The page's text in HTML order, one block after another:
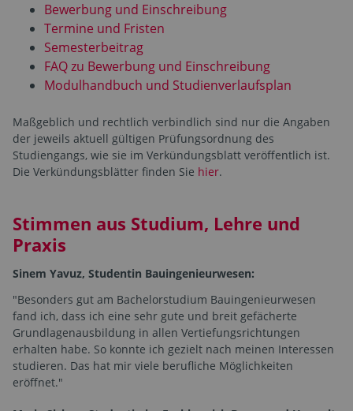
Bewerbung und Einschreibung
Termine und Fristen
Semesterbeitrag
FAQ zu Bewerbung und Einschreibung
Modulhandbuch und Studienverlaufsplan
Maßgeblich und rechtlich verbindlich sind nur die Angaben
der jeweils aktuell gültigen Prüfungsordnung des
Studiengangs, wie sie im Verkündungsblatt veröffentlich ist.
Die Verkündungsblätter finden Sie hier.
Stimmen aus Studium, Lehre und
Praxis
Sinem Yavuz, Studentin Bauingenieurwesen:
"Besonders gut am Bachelorstudium Bauingenieurwesen
fand ich, dass ich eine sehr gute und breit gefächerte
Grundlagenausbildung in allen Vertiefungsrichtungen
erhalten habe. So konnte ich gezielt nach meinen Interessen
studieren. Das hat mir viele berufliche Möglichkeiten
eröffnet."